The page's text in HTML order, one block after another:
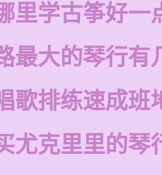
里学古筝好一
最大的琴行有
歌排练速成班
尤克里里的琴